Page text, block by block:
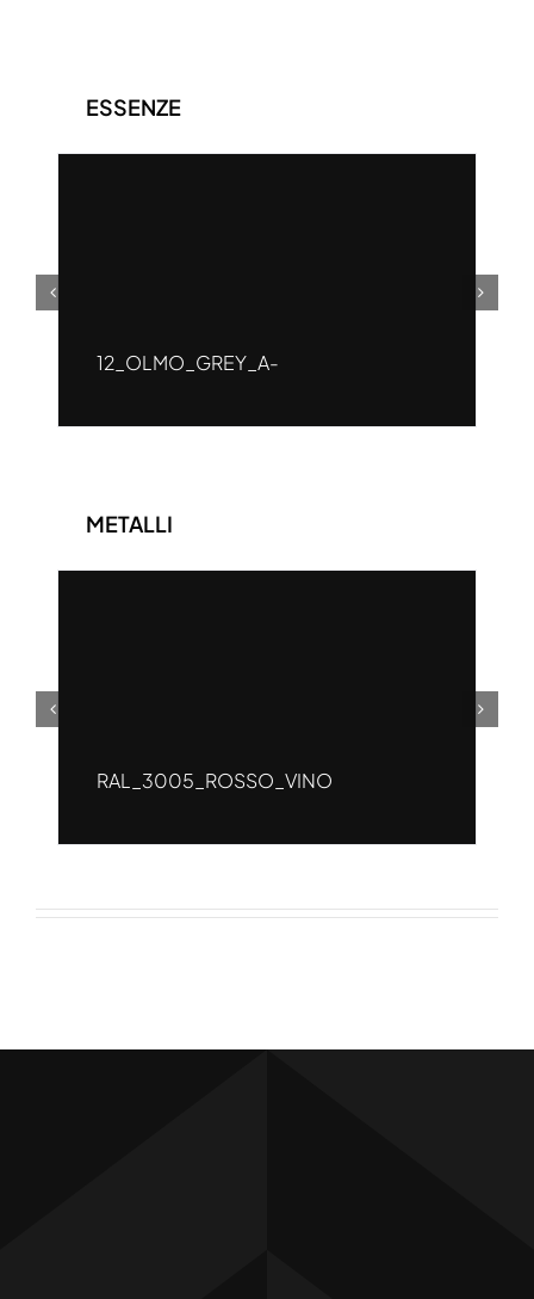
ESSENZE
12_OLMO_GREY_A-
METALLI
RAL_3005_ROSSO_VINO